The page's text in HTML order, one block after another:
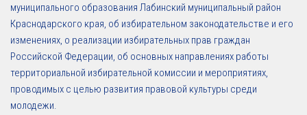
муниципального образования Лабинский муниципальный район
Краснодарского края, об избирательном законодательстве и его
изменениях, о реализации избирательных прав граждан
Российской Федерации, об основных направлениях работы
территориальной избирательной комиссии и мероприятиях,
проводимых с целью развития правовой культуры среди
молодежи.